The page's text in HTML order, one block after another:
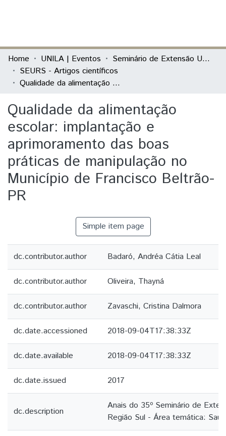
Communities & Collections
All of DSpace
Home UNILA | Eventos
Seminário de Extensão Universitária da Região Sul (SEURS)
SEURS - Artigos científicos
Qualidade da alimentação escolar: implantação e aprimoramento das boas práticas de manipulação no Município de Francisco Beltrão-PR
Qualidade da alimentação
escolar: implantação e
aprimoramento das boas
práticas de manipulação no
Município de Francisco Beltrão-
PR
Simple item page
dc.contributor.author Badaró, Andréa Cátia Leal
dc.contributor.author Oliveira, Thayná
dc.contributor.author Zavaschi, Cristina Dalmora
dc.date.accessioned 2018-09-04T17:38:33Z
dc.date.available 2018-09-04T17:38:33Z
dc.date.issued 2017
dc.description
Anais do 35º Seminário de
Região Sul - Área temática: